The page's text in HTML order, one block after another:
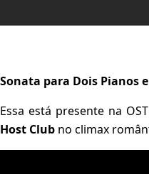
Sonata para Dois Pianos
Essa está presente na
Host Club no climax